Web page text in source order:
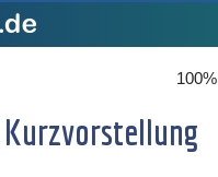
100%
Kurzvorstellung